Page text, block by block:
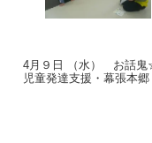
4月９日 （水） お話
児童発達支援・幕張本